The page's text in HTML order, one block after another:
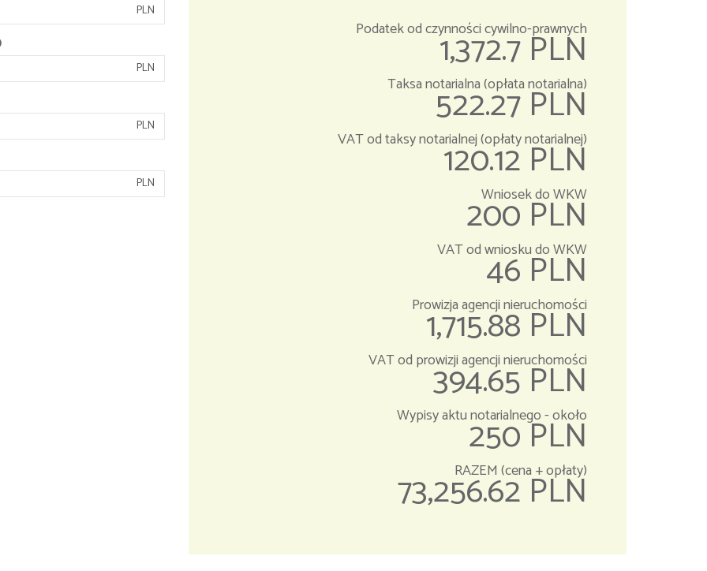
PLN
PLN
PLN
PLN
Podatek od czynności cywilno-prawnych
1,372.7 PLN
Taksa notarialna (opłata notarialna)
522.27 PLN
VAT od taksy notarialnej (opłaty notarialnej)
120.12 PLN
Wniosek do WKW
200 PLN
VAT od wniosku do WKW
46 PLN
Prowizja agencji nieruchomości
1,715.88 PLN
VAT od prowizji agencji nieruchomości
394.65 PLN
Wypisy aktu notarialnego - około
250 PLN
RAZEM (cena + opłaty)
73,256.62 PLN